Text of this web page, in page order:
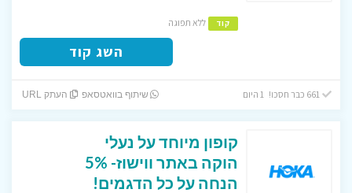
קוד ללא תפוגה
השג קוד
שיתוף בוואטסאפ העתק URL
קופון מיוחד על נעלי
הוקה באתר ווישוז- 5%
הנחה על כל הדגמים!